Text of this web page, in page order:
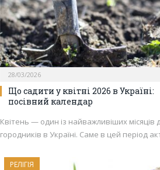
28/03/2026
Що садити у квітні 2026 в Україні:
посівний календар
Квітень — один із найважливіших місяців
городників в Україні. Саме в цей період
РЕЛІГІЯ